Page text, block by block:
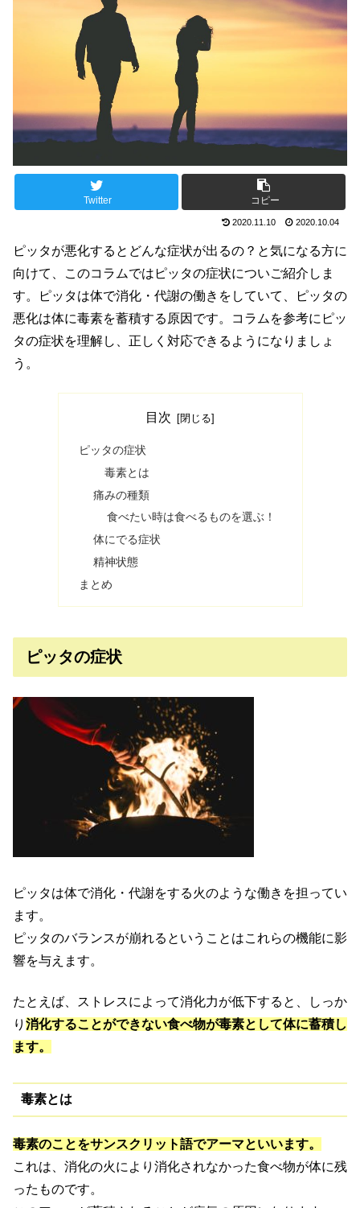
Twitter コピー
2020.11.10 2020.10.04
ピッタが悪化するとどんな症状が出るの？と気になる方に
向けて、このコラムではピッタの症状についご紹介しま
す。ピッタは体で消化・代謝の働きをしていて、ピッタの
悪化は体に毒素を蓄積する原因です。コラムを参考にピッ
タの症状を理解し、正しく対応できるようになりましょ
う。
目次
ピッタの症状
毒素とは
痛みの種類
食べたい時は食べるものを選ぶ！
体にでる症状
精神状態
まとめ
ピッタの症状
ピッタは体で消化・代謝をする火のような働きを担ってい
ます。
ピッタのバランスが崩れるということはこれらの機能に影
響を与えます。
たとえば、ストレスによって消化力が低下すると、しっか
り 消化することができない食べ物が毒素として体に蓄積し
ます。
毒素とは
毒素のことをサンスクリット語でアーマといいます。
これは、消化の火により消化されなかった食べ物が体に残
ったものです。